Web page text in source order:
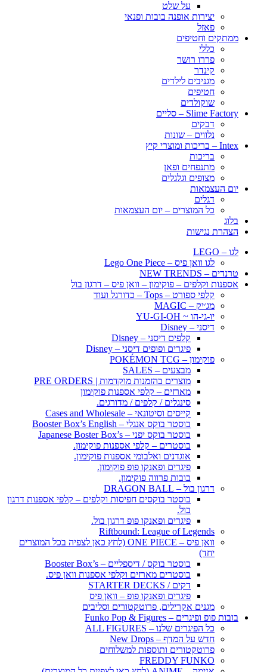
על שלט
יצירות אופנה בובות ופנאי
פאזל
ממתקים וחטיפים
כללי
פררו רושר
קינדר
מגניבים לילדים
חטיפים
שוקולדים
Slime Factory – סליים
דבקים
נלווים – שונות
Intex – בריכות ומוצרי קיץ
בריכות
מתנפחים ופאן
מצופים וגלגלים
יום העצמאות
דגלים
כל המוצרים – יום העצמאות
בלוג
הצהרת נגישות
לגו – LEGO
לגו וואן פיס – Lego One Piece
טרנדים – NEW TRENDS
אספנות וקלפים – פוקימון – וואן פיס – דרגון בול
קלפי ספורט – Tops – כדורגל ועוד
מג׳יק – MAGIC
יו-גי-הו ~ YU-GI-OH
דיסני – Disney
קלפים דיסני – Disney
פיגרים ופופים דיסני – Disney
פוקימון – POKÉMON TCG
מבצעים – SALES
מוצרים בהזמנות מוקדמות | PRE ORDERS
מארזים – קלפי אספנות פוקימון
סינגלים / קלפים / מדורגים.
קייסים וסיטונאי – Cases and Wholesale
בוסטר בוקס אנגלי – Booster Box’s English
בוסטר בוקס יפני – Japanese Boster Box’s
בוסטרים – קלפי אספנות פוקימון.
אוגדנים ואלבומי אספנות פוקימון.
פיגרים ופאנקו פופ פוקימון.
בובות פרווה פוקימון.
דרגון בול – DRAGON BALL
בוסטר בוקסים חפיסות וקלפים – קלפי אספנות דרגון
בול.
פיגרים ופאנקו פופ דרגון בול.
Riftbound: League of Legends
וואן פיס – ONE PIECE (לחץ כאן לצפיה בכל המוצרים
יחד)
בוסטר בוקס / דיספליים – Booster Box’s
בוסטרים מארזים וקלפי אספנות וואן פיס.
דקים / STARTER DECKS
פיגרים ופאנקו פופ – וואן פיס
מגנים אקרילים, פרוטקטורים וסליבים
בובות פופ ופיגרים – Funko Pop & Figures
כל הפיגרים שלנו – ALL FIGURES
חדש על המדף – New Drops
פרוטקטורים ותוספות למשלוחים
FREDDY FUNKO